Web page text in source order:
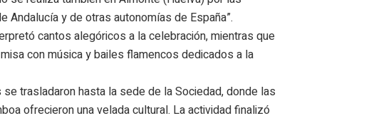
y de otras autonomías de España”.
cantos alegóricos a la celebración, mientras que
con música y bailes flamencos dedicados a la
trasladaron hasta la sede de la Sociedad, donde las
ofrecieron una velada cultural. La actividad finalizó